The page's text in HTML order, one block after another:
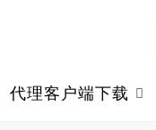
代理客户端下载